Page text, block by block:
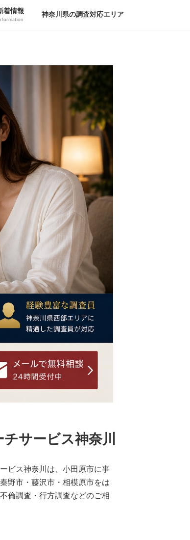
着情報 神奈川県の調査対応エリア
サービス神奈川
ビス神奈川は、小田原市に事
野市・藤沢市・相模原市をは
倫調査・行方調査などのご相